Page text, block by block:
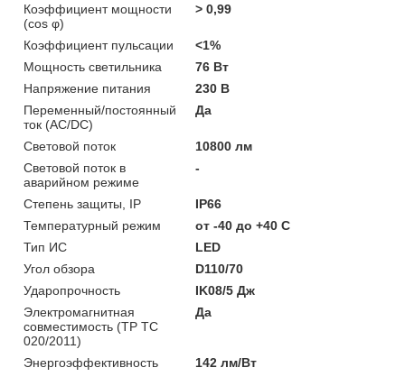
Коэффициент мощности
(cos φ)
> 0,99
Коэффициент пульсации
<1%
Мощность светильника
76 Вт
Напряжение питания
230 В
Переменный/постоянный
ток (AC/DC)
Да
Световой поток
10800 лм
Световой поток в
аварийном режиме
-
Степень защиты, IP
IP66
Температурный режим
от -40 до +40 C
Тип ИС
LED
Угол обзора
D110/70
Ударопрочность
IK08/5 Дж
Электромагнитная
совместимость (ТР ТС
020/2011)
Да
Энергоэффективность 142 лм/Вт